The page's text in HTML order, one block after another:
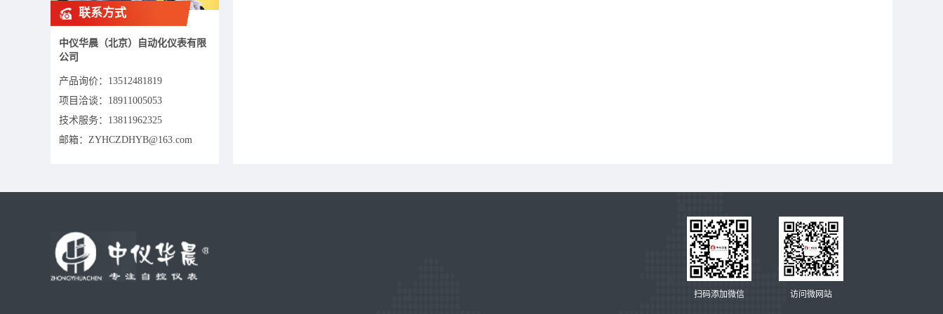
联系方式
中仪华晨（北京）自动化仪表有限
公司
产品询价： 13512481819
项目洽谈： 18911005053
技术服务：13811962325
邮箱：ZYHCZDHYB@163.com
扫码添加微信 访问微网站